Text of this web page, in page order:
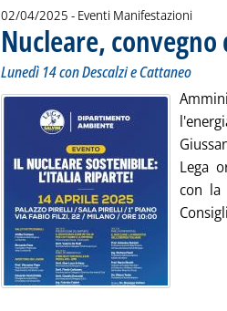
02/04/2025 - Eventi Manifestazioni
Nucleare,
Lunedì 14 con Descalzi e Cattaneo
Lega
con la